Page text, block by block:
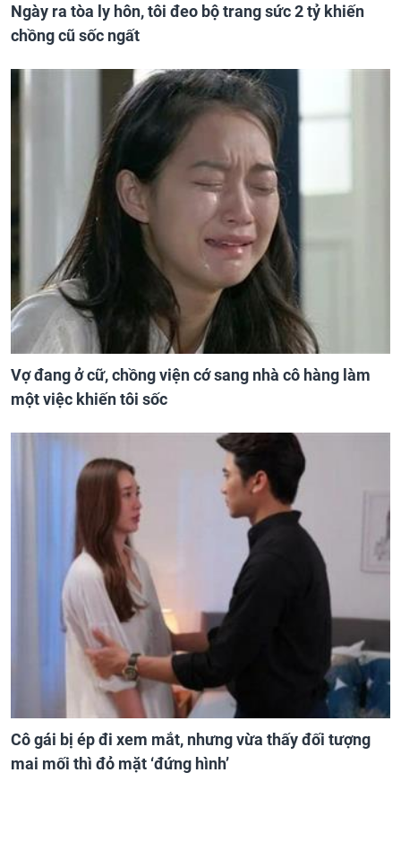
Ngày ra tòa ly hôn, tôi đeo bộ trang sức 2 tỷ khiến
chồng cũ sốc ngất
Vợ đang ở cữ, chồng viện cớ sang nhà cô hàng làm
một việc khiến tôi sốc
Cô gái bị ép đi xem mắt, nhưng vừa thấy đối tượng
mai mối thì đỏ mặt ‘đứng hình’